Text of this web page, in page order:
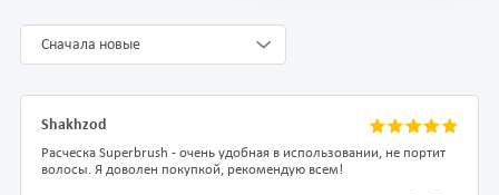
Сначала новые
Shakhzod
Расческа Superbrush - очень удобная в использовании, не портит
волосы. Я доволен покупкой, рекомендую всем!